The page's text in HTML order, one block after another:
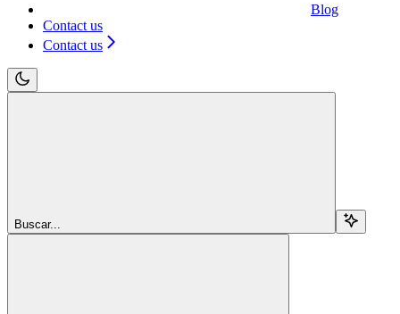
Blog
Contact us
Contact us
Buscar...